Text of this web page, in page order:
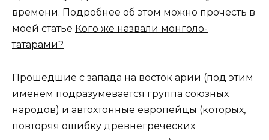
времени. Подробнее об этом можно прочесть в
моей статье Кого же назвали монголо-
татарами?
Прошедшие с запада на восток арии (под этим
именем подразумевается группа союзных
народов) и автохтонные европейцы (которых,
повторяя ошибку древнегреческих